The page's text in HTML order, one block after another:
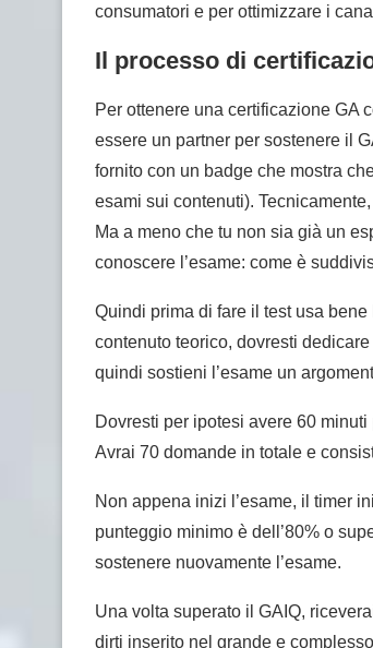
consumatori e per ottimizzare i
Il processo di
Per ottenere una certificazione GA
essere un partner per sostenere il
fornito con un badge che mostra
esami sui contenuti).
Ma a meno che tu non sia già un
conoscere l’esame: come è
Quindi prima di fare il test usa
contenuto teorico, dovresti
quindi sostieni l’esame un
Dovresti per ipotesi avere 60
Avrai 70 domande in totale e
Non appena inizi l’esame, il timer
punteggio minimo è dell’80% o
sostenere nuovamente l’esame.
Una volta superato il GAIQ,
dirti inserito nel grande e